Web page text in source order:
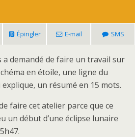
Épingler E-mail SMS
a demandé de faire un travail sur
en étoile, une ligne du
un résumé en 15 mots.
faire cet atelier parce que ce
un début d’une éclipse lunaire